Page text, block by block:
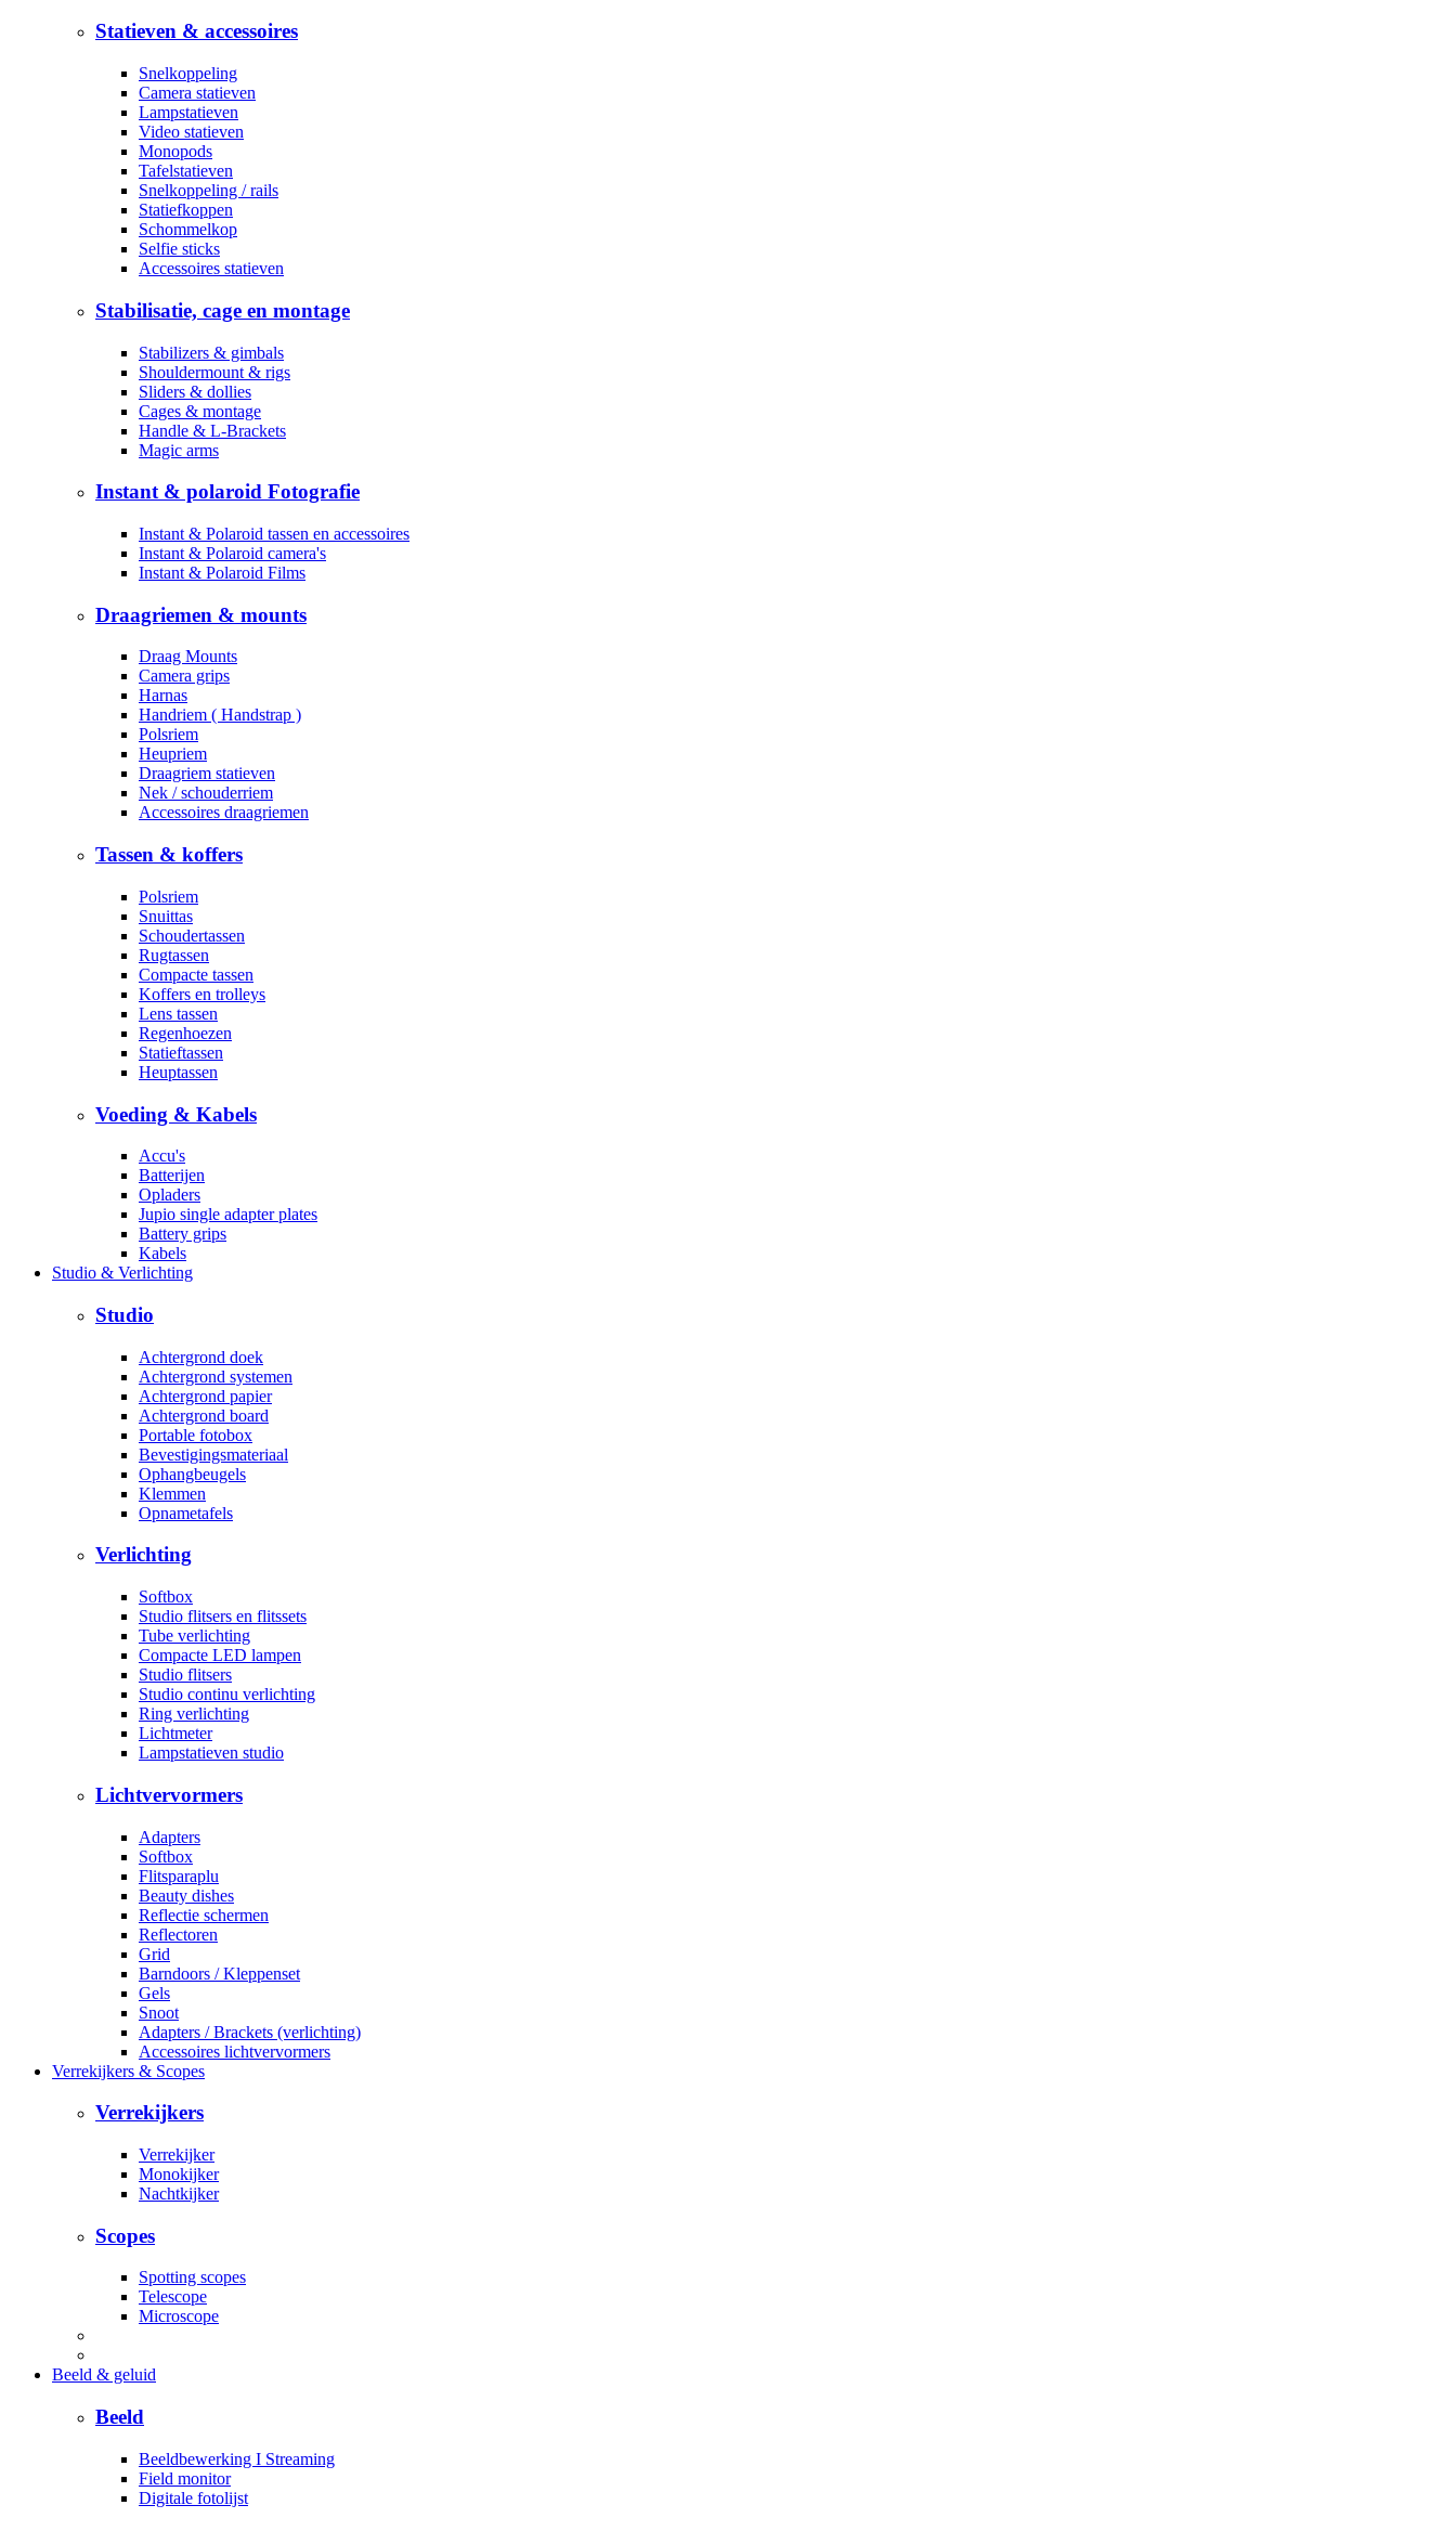
Statieven & accessoires
Snelkoppeling
Camera statieven
Lampstatieven
Video statieven
Monopods
Tafelstatieven
Snelkoppeling / rails
Statiefkoppen
Schommelkop
Selfie sticks
Accessoires statieven
Stabilisatie, cage en montage
Stabilizers & gimbals
Shouldermount & rigs
Sliders & dollies
Cages & montage
Handle & L-Brackets
Magic arms
Instant & polaroid Fotografie
Instant & Polaroid tassen en accessoires
Instant & Polaroid camera's
Instant & Polaroid Films
Draagriemen & mounts
Draag Mounts
Camera grips
Harnas
Handriem ( Handstrap )
Polsriem
Heupriem
Draagriem statieven
Nek / schouderriem
Accessoires draagriemen
Tassen & koffers
Polsriem
Snuittas
Schoudertassen
Rugtassen
Compacte tassen
Koffers en trolleys
Lens tassen
Regenhoezen
Statieftassen
Heuptassen
Voeding & Kabels
Accu's
Batterijen
Opladers
Jupio single adapter plates
Battery grips
Kabels
Studio & Verlichting
Studio
Achtergrond doek
Achtergrond systemen
Achtergrond papier
Achtergrond board
Portable fotobox
Bevestigingsmateriaal
Ophangbeugels
Klemmen
Opnametafels
Verlichting
Softbox
Studio flitsers en flitssets
Tube verlichting
Compacte LED lampen
Studio flitsers
Studio continu verlichting
Ring verlichting
Lichtmeter
Lampstatieven studio
Lichtvervormers
Adapters
Softbox
Flitsparaplu
Beauty dishes
Reflectie schermen
Reflectoren
Grid
Barndoors / Kleppenset
Gels
Snoot
Adapters / Brackets (verlichting)
Accessoires lichtvervormers
Verrekijkers & Scopes
Verrekijkers
Verrekijker
Monokijker
Nachtkijker
Scopes
Spotting scopes
Telescope
Microscope
Beeld & geluid
Beeld
Beeldbewerking I Streaming
Field monitor
Digitale fotolijst